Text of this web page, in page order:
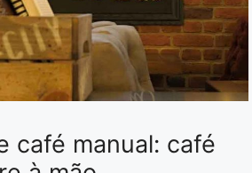
café manual: café